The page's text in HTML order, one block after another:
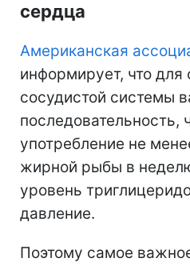
сердца
Американская
информирует, что для
сосудистой системы
употребление не
жирной рыбы в
уровень
давление.
Поэтому самое